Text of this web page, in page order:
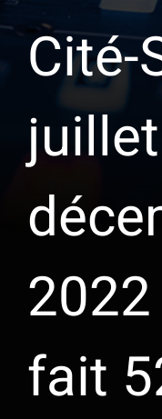
Cité-
fait